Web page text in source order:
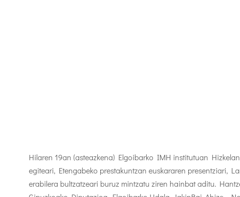
Hilaren 19an (asteazkena) Elgoibarko IMH institutuan
egiteari, Etengabeko prestakuntzan euskararen presentziari,
erabilera bultzatzeari buruz mintzatu ziren hainbat aditu.